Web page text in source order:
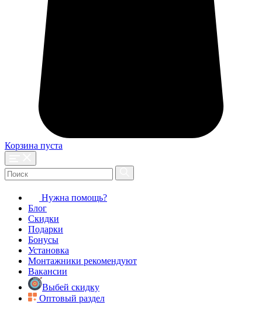
Корзина пуста
Нужна помощь?
Блог
Скидки
Подарки
Бонусы
Установка
Монтажники рекомендуют
Вакансии
Выбей скидку
Оптовый раздел